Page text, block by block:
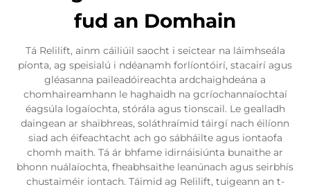
fud an Domhain
Tá Relilift, ainm cáiliúil saocht i seictear na láimhseála
píonta, ag speisialú i ndéanamh forlíontóirí, stacairí agus
gléasanna paileadóireachta ardchaighdeána a
chomhaireamhann le haghaidh na gcríochannaíochtaí
éagsúla logaíochta, stórála agus tionscail. Le gealladh
daingean ar shaibhreas, soláthraímid táirgí nach éilíonn
siad ach éifeachtacht ach go sábháilte agus iontaofa
chomh maith. Tá ár bhfame idirnáisiúnta bunaithe ar
bhonn nuálaíochta, fheabhsaithe leanúnach agus seirbhís
chustaiméir iontach. Táimid ag Relilift, tuigeann an t-